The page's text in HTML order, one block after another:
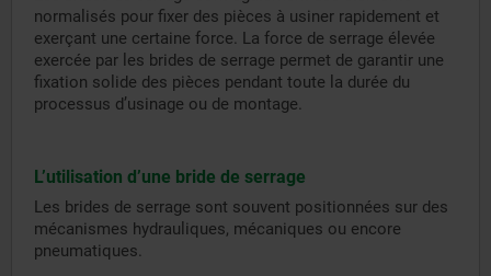
normalisés pour fixer des pièces à usiner rapidement et
exerçant une certaine force. La force de serrage élevée
exercée par les brides de serrage permet de garantir une
fixation solide des pièces pendant toute la durée du
processus d’usinage ou de montage.
L’utilisation d’une bride de serrage
Les brides de serrage sont souvent positionnées sur des
mécanismes hydrauliques, mécaniques ou encore
pneumatiques.